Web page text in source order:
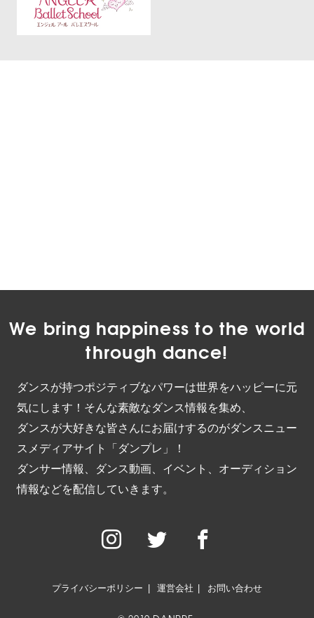
We bring happiness to the world
through dance!
ダンスが持つポジティブなパワーは世界をハッピーに元
気にします！そんな素敵なダンス情報を集め、
ダンスが大好きな皆さんにお届けするのがダンスニュー
スメディアサイト「ダンプレ」！
ダンサー情報、ダンス動画、イベント、オーディション
情報などを配信していきます。
プライバシーポリシー 運営会社 お問い合わせ